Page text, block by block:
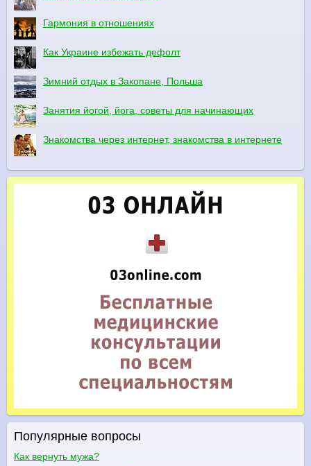
Гармония в отношениях
Как Украине избежать дефолт
Зимний отдых в Закопане, Польша
Занятия йогой, йога, советы для начинающих
Знакомства через интернет, знакомства в интернете
Популярные вопросы
Как вернуть мужа?